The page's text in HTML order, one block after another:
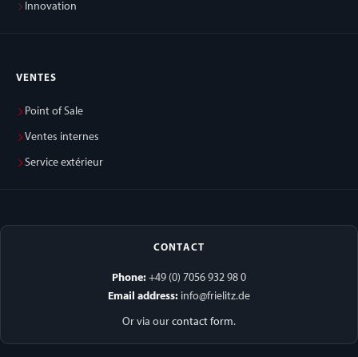
Innovation
VENTES
Point of Sale
Ventes internes
Service extérieur
CONTACT
Phone: +49 (0) 7056 932 98 0
Email address: info@frielitz.de
Or via our contact form.